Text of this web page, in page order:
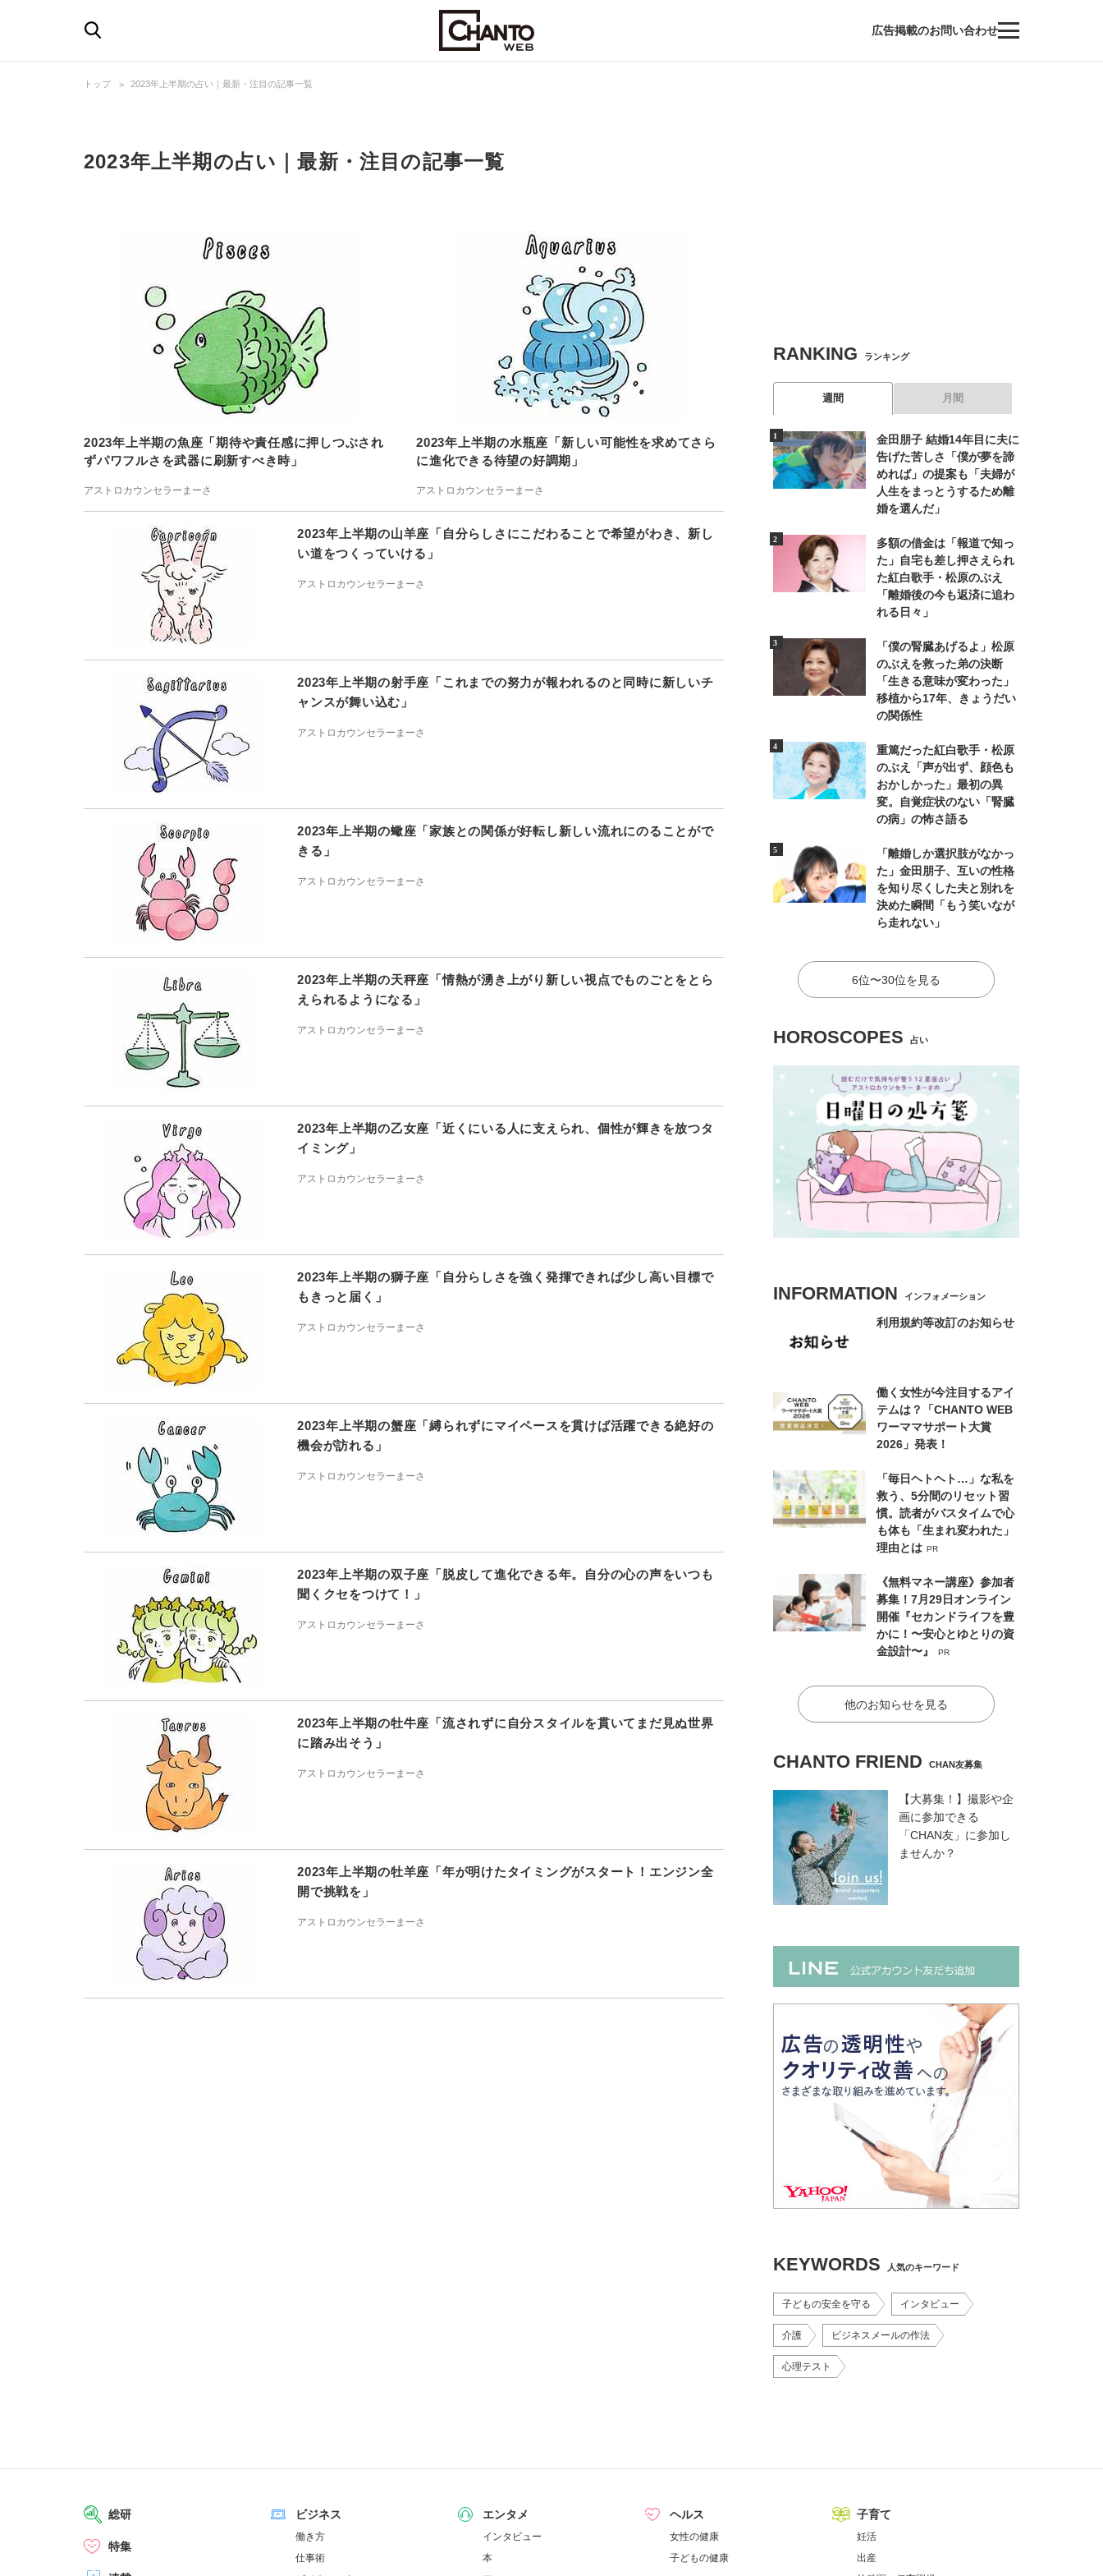
広告掲載のお問い合わせ
トップ 2023年上半期の占い｜最新・注目の記事一覧
2023年上半期の占い｜最新・注目の記事一覧
2023年上半期の魚座「期待や責任感に押しつぶされ
ずパワフルさを武器に刷新すべき時」
アストロカウンセラーまーさ
2023年上半期の水瓶座「新しい可能性を求めてさら
に進化できる待望の好調期」
アストロカウンセラーまーさ
2023年上半期の山羊座「自分らしさにこだわることで希望がわき、新し
い道をつくっていける」
アストロカウンセラーまーさ
2023年上半期の射手座「これまでの努力が報われるのと同時に新しいチ
ャンスが舞い込む」
アストロカウンセラーまーさ
2023年上半期の蠍座「家族との関係が好転し新しい流れにのることがで
きる」
アストロカウンセラーまーさ
2023年上半期の天秤座「情熱が湧き上がり新しい視点でものごとをとら
えられるようになる」
アストロカウンセラーまーさ
2023年上半期の乙女座「近くにいる人に支えられ、個性が輝きを放つタ
イミング」
アストロカウンセラーまーさ
2023年上半期の獅子座「自分らしさを強く発揮できれば少し高い目標で
もきっと届く」
アストロカウンセラーまーさ
2023年上半期の蟹座「縛られずにマイペースを貫けば活躍できる絶好の
機会が訪れる」
アストロカウンセラーまーさ
2023年上半期の双子座「脱皮して進化できる年。自分の心の声をいつも
聞くクセをつけて！」
アストロカウンセラーまーさ
2023年上半期の牡牛座「流されずに自分スタイルを貫いてまだ見ぬ世界
に踏み出そう」
アストロカウンセラーまーさ
2023年上半期の牡羊座「年が明けたタイミングがスタート！エンジン全
開で挑戦を」
アストロカウンセラーまーさ
RANKING ランキング
週間 月間
金田朋子 結婚14年目に夫に
告げた苦しさ「僕が夢を諦
めれば」の提案も「夫婦が
人生をまっとうするため離
婚を選んだ」
多額の借金は「報道で知っ
た」自宅も差し押さえられ
た紅白歌手・松原のぶえ
「離婚後の今も返済に追わ
れる日々」
「僕の腎臓あげるよ」松原
のぶえを救った弟の決断
「生きる意味が変わった」
移植から17年、きょうだい
の関係性
重篤だった紅白歌手・松原
のぶえ「声が出ず、顔色も
おかしかった」最初の異
変。自覚症状のない「腎臓
の病」の怖さ語る
「離婚しか選択肢がなかっ
た」金田朋子、互いの性格
を知り尽くした夫と別れを
決めた瞬間「もう笑いなが
ら走れない」
6位〜30位を見る
HOROSCOPES 占い
INFORMATION インフォメーション
利用規約等改訂のお知らせ
働く女性が今注目するアイ
テムは？「CHANTO WEB
ワーママサポート大賞
2026」発表！
「毎日ヘトヘト…」な私を
救う、5分間のリセット習
慣。読者がバスタイムで心
も体も「生まれ変われた」
理由とは PR
《無料マネー講座》参加者
募集！7月29日オンライン
開催『セカンドライフを豊
かに！〜安心とゆとりの資
金設計〜』
PR
他のお知らせを見る
CHANTO FRIEND CHAN友募集
【大募集！】撮影や企
画に参加できる
「CHAN友」に参加し
ませんか？
KEYWORDS 人気のキーワード
子どもの安全を守る インタビュー
介護 ビジネスメールの作法
心理テスト
総研
特集
ビジネス
働き方
仕事術
エンタメ
インタビュー
本
ヘルス
女性の健康
子どもの健康
子育て
妊活
出産